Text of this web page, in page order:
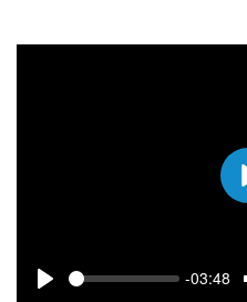
Seek
-03:48